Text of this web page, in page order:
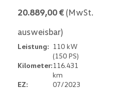
20.889,00 € (MwSt.
ausweisbar)
Leistung: 110 kW
(150 PS)
Kilometer:116.431
km
EZ:
07/2023